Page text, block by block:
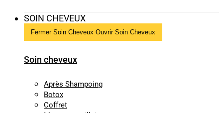
SOIN CHEVEUX
Fermer Soin Cheveux Ouvrir Soin Cheveux
Soin cheveux
Après Shampoing
Botox
Coffret